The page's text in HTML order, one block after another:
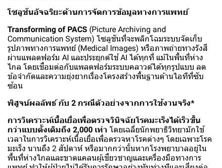
โซลูชันอัจฉริยะด้านการจัดการข้อมูลทางการแพทย์
Transforming of PACS (Picture Archiving and
Communication System) โซลูชันที่จะพลิกโฉมระบบจัดเก็บ
รูปภาพทางการแพทย์ (Medical Images) หรือภาพถ่ายทางรังสี
ผ่านแพลตฟอร์ม AI และประยุกต์ใช้ AI ได้ทุกที่ แม้ในพื้นที่ห่าง
ไกล โดยเชื่อมต่อกับแพลตฟอร์มระบบคลาวด์ได้ทุกรูปแบบ ลด
ข้อจำกัดและความยุ่งยากเรื่องโครงสร้างพื้นฐานด้านไอทีที่ซับ
ซ้อน
พิสูจน์ผลลัพธ์ กับ 2 กรณีตัวอย่างจากการใช้งานจริง*
การวิเคราะห์เนื้อเยื่อเพื่อตรวจวินิจฉัยโรคมะเร็งได้เร็วขึ้น
กว่าแบบดั้งเดิมถึง 2,000 เท่า โดยเฉลี่ยนักพยาธิวิทยามักใช้
เวลาในการวิเคราะห์เนื้อเยื่อเพื่อตรวจหาโรคต่างๆ โดยเฉพาะโรค
มะเร็ง นานถึง 2 สัปดาห์ หรือมากกว่านั้นหากโรงพยาบาลอยู่ใน
พื้นที่ห่างไกลและขาดแคลนผู้เชี่ยวชาญและเครื่องมือทางการ